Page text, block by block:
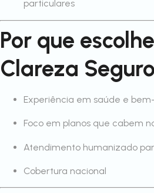
particulares
Por que
Clareza
Experiência em saúde e
Foco em planos que cabem
Atendimento humanizado
Cobertura nacional